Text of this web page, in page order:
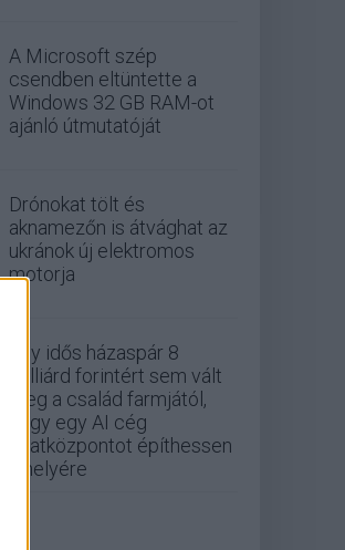
A Microsoft szép
csendben eltüntette a
Windows 32 GB RAM-ot
ajánló útmutatóját
Drónokat tölt és
aknamezőn is átvághat az
ukránok új elektromos
motorja
Egy idős házaspár 8
milliárd forintért sem vált
meg a család farmjától,
hogy egy AI cég
adatközpontot építhessen
a helyére